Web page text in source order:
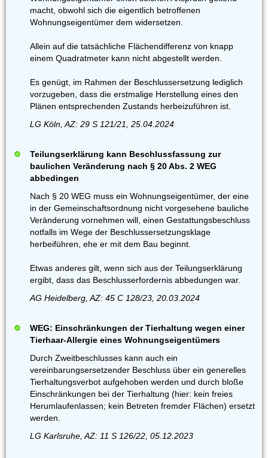
macht, obwohl sich die eigentlich betroffenen
Wohnungseigentümer dem widersetzen.
Allein auf die tatsächliche Flächendifferenz von knapp
einem Quadratmeter kann nicht abgestellt werden.
Es genügt, im Rahmen der Beschlussersetzung lediglich
vorzugeben, dass die erstmalige Herstellung eines den
Plänen entsprechenden Zustands herbeizuführen ist.
LG Köln, AZ: 29 S 121/21, 25.04.2024
Teilungserklärung kann Beschlussfassung zur
baulichen Veränderung nach § 20 Abs. 2 WEG
abbedingen
Nach § 20 WEG muss ein Wohnungseigentümer, der eine
in der Gemeinschaftsordnung nicht vorgesehene bauliche
Veränderung vornehmen will, einen Gestattungsbeschluss
notfalls im Wege der Beschlussersetzungsklage
herbeiführen, ehe er mit dem Bau beginnt.
Etwas anderes gilt, wenn sich aus der Teilungserklärung
ergibt, dass das Beschlusserfordernis abbedungen war.
AG Heidelberg, AZ: 45 C 128/23, 20.03.2024
WEG: Einschränkungen der Tierhaltung wegen einer
Tierhaar-Allergie eines Wohnungseigentümers
Durch Zweitbeschlusses kann auch ein
vereinbarungsersetzender Beschluss über ein generelles
Tierhaltungsverbot aufgehoben werden und durch bloße
Einschränkungen bei der Tierhaltung (hier: kein freies
Herumlaufenlassen; kein Betreten fremder Flächen) ersetzt
werden.
LG Karlsruhe, AZ: 11 S 126/22, 05.12.2023